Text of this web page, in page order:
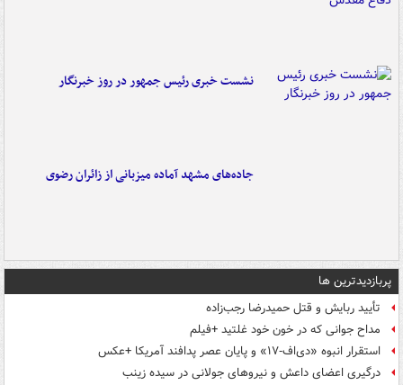
نشست خبری رئیس جمهور در روز خبرنگار
جاده‌های مشهد آماده میزبانی از زائران رضوی
پربازدیدترین ها
تأیید ربایش و قتل حمیدرضا رجب‌زاده
مداح جوانی که در خون خود غلتید +فیلم
استقرار انبوه «دی‌اف‑۱۷» و پایان عصر پدافند آمریکا +عکس
درگیری اعضای داعش و نیروهای جولانی در سیده زینب